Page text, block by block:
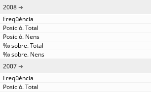
2008
2007